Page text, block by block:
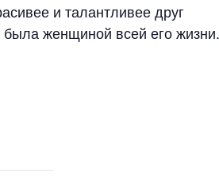
и талантливее друг
женщиной всей его жизни.